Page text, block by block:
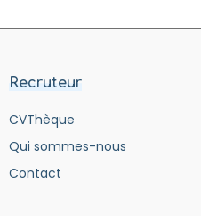
Recruteur
CVThèque
Qui sommes-nous
Contact